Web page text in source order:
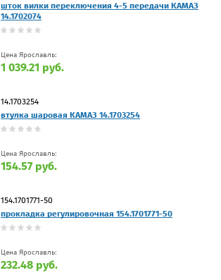
шток вилки переключения 4-5 передачи КАМАЗ
14.1702074
Цена Ярославль:
1 039.21 руб.
14.1703254
втулка шаровая КАМАЗ 14.1703254
Цена Ярославль:
154.57 руб.
154.1701771-50
прокладка регулировочная 154.1701771-50
Цена Ярославль:
232.48 руб.